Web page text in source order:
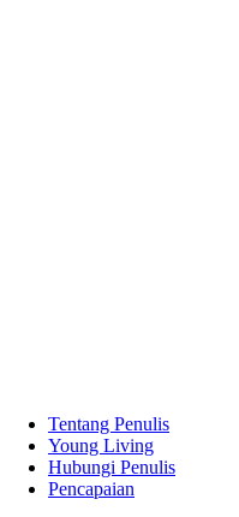
Tentang Penulis
Young Living
Hubungi Penulis
Pencapaian